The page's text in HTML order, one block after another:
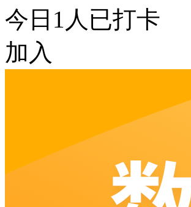
今日 1 人已打卡
加入